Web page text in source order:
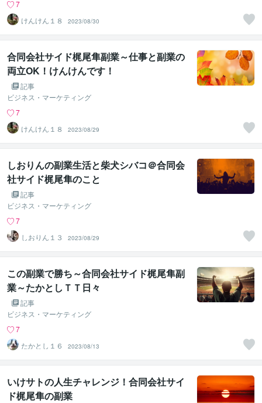
7
けんけん１８
2023/08/30
合同会社サイド梶尾隼副業～仕事と副業の
両立OK！けんけんです！
記事
ビジネス・マーケティング
7
けんけん１８
2023/08/29
しおりんの副業生活と柴犬シバコ＠合同会
社サイド梶尾隼のこと
記事
ビジネス・マーケティング
7
しおりん１３
2023/08/29
この副業で勝ち～合同会社サイド梶尾隼副
業～たかとしＴＴ日々
記事
ビジネス・マーケティング
7
たかとし１６
2023/08/13
いけサトの人生チャレンジ！合同会社サイ
ド梶尾隼の副業